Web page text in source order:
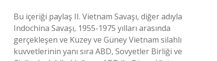
Bu içeriği paylaş II. Vietnam Savaşı, diğer adıyla
Indochina Savaşı, 1955-1975 yılları arasında
gerçekleşen ve Kuzey ve Güney Vietnam silahlı
kuvvetlerinin yanı sıra ABD, Sovyetler Birliği ve